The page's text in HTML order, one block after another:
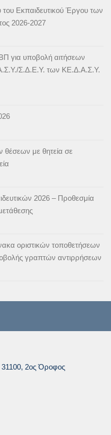
Εκπαιδευτικού Έργου των
2026-2027
για υποβολή αιτήσεων
Σ.Δ.Ε.Υ. των ΚΕ.Δ.Α.Σ.Υ.
με θητεία σε
2026 – Προθεσμία
οριστικών τοποθετήσεων
γραπτών αντιρρήσεων
2ος Όροφος